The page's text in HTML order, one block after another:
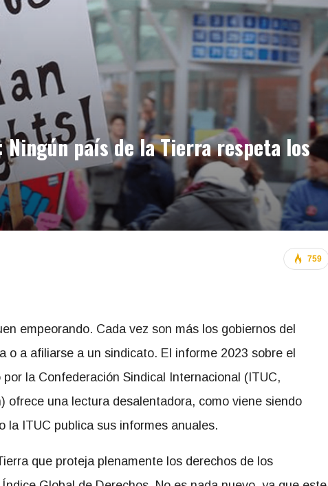
país de la Tierra respeta los
759
empeorando. Cada vez son más los gobiernos del
o a afiliarse a un sindicato. El informe 2023 sobre el
la Confederación Sindical Internacional (ITUC,
ofrece una lectura desalentadora, como viene siendo
la ITUC publica sus informes anuales.
que proteja plenamente los derechos de los